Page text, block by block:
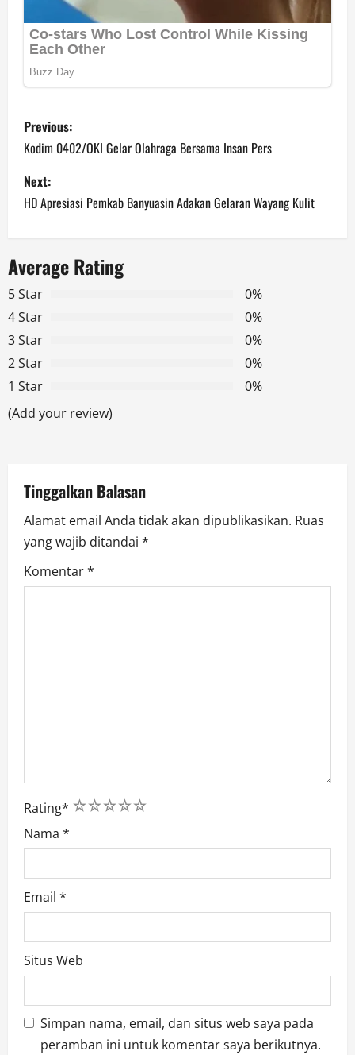
P
o
s
t
a
v
i
g
a
i
o
n
Previous:
Kodim 0402/OKI Gelar Olahraga Bersama Insan Pers
Next:
HD Apresiasi Pemkab Banyuasin Adakan Gelaran Wayang Kulit
Average Rating
5 Star
0%
4 Star
0%
3 Star
0%
2 Star
0%
1 Star
0%
(Add your review)
Tinggalkan Balasan
Alamat email Anda tidak akan dipublikasikan. Ruas
yang wajib ditandai *
Komentar*
Rating* 5
4
3
2
1
Nama *
Email *
Situs Web
Simpan nama, email, dan situs web saya pada
peramban ini untuk komentar saya berikutnya.